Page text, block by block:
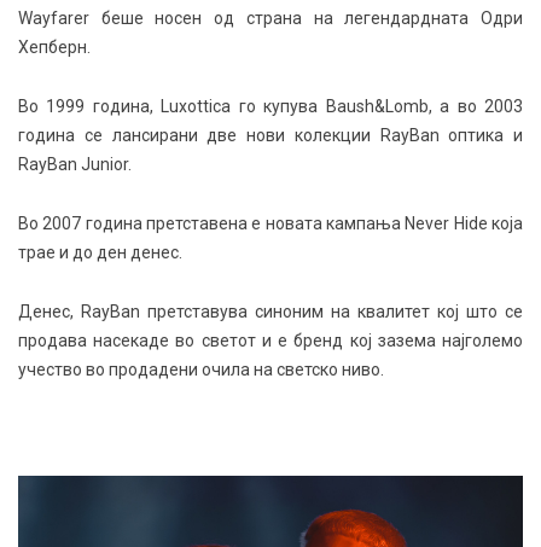
Wayfarer беше носен од страна на легендардната Одри
Хепберн.
Во 1999 година, Luxottica го купува Baush&Lomb, а во 2003
година се лансирани две нови колекции RayBan оптика и
RayBan Junior.
Во 2007 година претставена е новата кампања Never Hide која
трае и до ден денес.
Денес, RayBan претставува синоним на квалитет кој што се
продава насекаде во светот и е бренд кој зазема најголемо
учество во продадени очила на светско ниво.